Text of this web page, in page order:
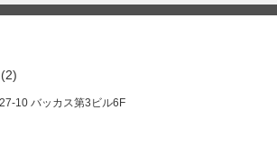
スできる第二の我が家。亀戸でほっと一息つきたい
へ！笑顔と歌声に包まれた素敵な時間があなたを待
(2)
10 バッカス第3ビル6F